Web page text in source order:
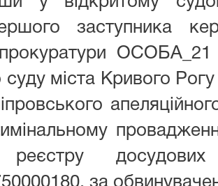
заступника
суду міста Кривого
реєстру
за